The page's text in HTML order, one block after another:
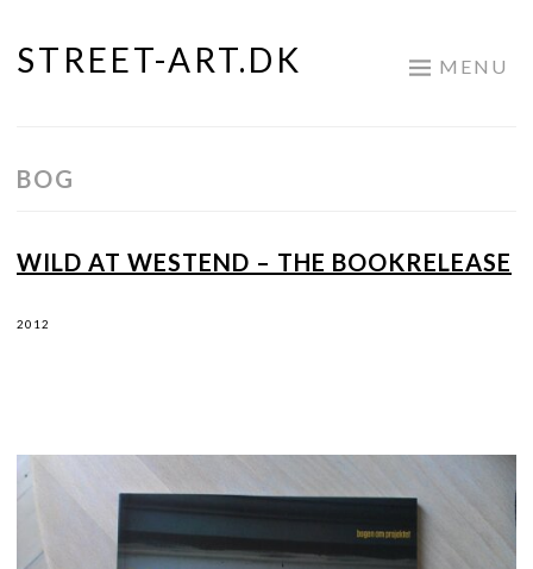
Skip
STREET-ART.DK MENU
BOG
WILD AT WESTEND – THE BOOKRELEASE
2012